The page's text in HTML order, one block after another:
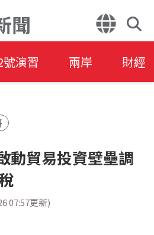
聞
演習 兩岸 財經
動貿易投資壁壘調
07:57更新)